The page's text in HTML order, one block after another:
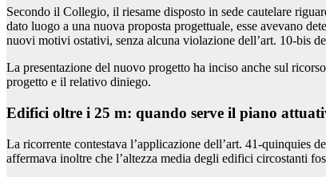
Secondo il Collegio, il riesame disposto in sede cautelare
dato luogo a una nuova proposta progettuale, esse avevano
nuovi motivi ostativi, senza alcuna violazione dell’art. 10-bis
La presentazione del nuovo progetto ha inciso anche sul
progetto e il relativo diniego.
Edifici oltre i 25 m: quando serve il piano
La ricorrente contestava l’applicazione dell’art. 41-quinquies
affermava inoltre che l’altezza media degli edifici circostanti